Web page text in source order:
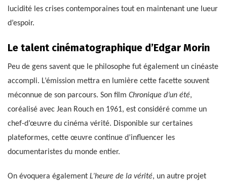
lucidité les crises contemporaines tout en maintenant une lueur
d’espoir.
Le talent cinématographique d’Edgar Morin
Peu de gens savent que le philosophe fut également un cinéaste
accompli. L’émission mettra en lumière cette facette souvent
méconnue de son parcours. Son film Chronique d’un été,
coréalisé avec Jean Rouch en 1961, est considéré comme un
chef-d’œuvre du cinéma vérité. Disponible sur certaines
plateformes, cette œuvre continue d’influencer les
documentaristes du monde entier.
On évoquera également L’heure de la vérité, un autre projet